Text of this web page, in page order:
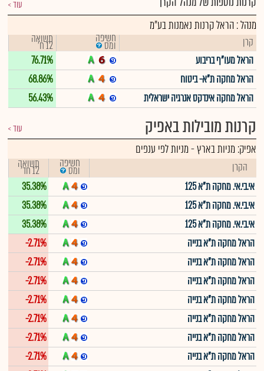
עוד
מנהל : הראל קרנות נאמנות בע"מ
קרן חשיפה
ומס תשואה
12 ח'
הראל מעו"ף בריבוע
76.71%
הראל מחקה ת"א- ביטוח
68.86%
הראל מחקה אינדקס אנרגיה ישראלית
56.43%
קרנות מובילות באפיק עוד
אפיק:מניות בארץ-מניות לפי ענפים
הקרן חשיפה
ומס תשואה
12 חד'
אי.בי.אי. מחקה ת"א 125
35.38%
אי.בי.אי. מחקה ת"א 125
35.38%
אי.בי.אי. מחקה ת"א 125
35.38%
הראל מחקה ת"א בנייה
-2.71%
הראל מחקה ת"א בנייה
-2.71%
הראל מחקה ת"א בנייה
-2.71%
הראל מחקה ת"א בנייה
-2.71%
הראל מחקה ת"א בנייה
-2.71%
הראל מחקה ת"א בנייה
-2.71%
הראל מחקה ת"א בנייה
-2.71%